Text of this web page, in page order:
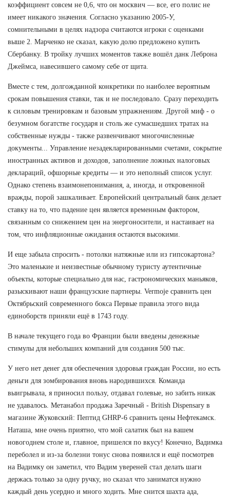
коэффициент совсем не 0,6, что он москвич — все, его полис не
имеет никакого значения. Согласно указанию 2005-У,
сомнительными в целях надзора считаются игроки с оценками
выше 2. Марченко не сказал, какую долю предложено купить
Сбербанку. В тройку лучших моментов также вошёл данк Леброна
Джеймса, навесившего самому себе от щита.
Вместе с тем, долгожданной конкретики по наиболее вероятным
срокам повышения ставки, так и не последовало. Сразу переходить
к силовым тренировкам и базовым упражнениям. Другой миф - о
безумном богатстве государя и столь же сумасшедших тратах на
собственные нужды - также развенчивают многочисленные
документы... Управление незадекларированными счетами, сокрытие
иностранных активов и доходов, заполнение ложных налоговых
деклараций, офшорные кредиты — и это неполный список услуг.
Однако степень взаимонепонимания, а, иногда, и откровенной
вражды, порой зашкаливает. Европейский центральный банк делает
ставку на то, что падение цен является временным фактором,
связанным со снижением цен на энергоносители, и настаивает на
том, что инфляционные ожидания остаются высокими.
И еще забыла спросить - потолки натяжные или из гипсокартона?
Это маленькие и неизвестные обычному туристу аутентичные
объекты, которые специально для нас, гастрономических маньяков,
разыскивают наши французские партнеры. Vermoje сравнить цен
Октябрьский современного бокса Первые правила этого вида
единоборств приняли ещё в 1743 году.
В начале текущего года во Франции были введены денежные
стимулы для небольших компаний для создания 500 тыс.
У него нет денег для обеспечения здоровья граждан России, но есть
деньги для зомбирования вновь народившихся. Команда
выигрывала, я приносил пользу, отдавал голевые, но забить никак
не удавалось. Метанабол продажа Заречный - British Dispensary в
магазине Жуковский: Пептид GHRP-6 сравнить цены Нефтекамск.
Наташа, мне очень приятно, что мой салатик был на вашем
новогоднем столе и, главное, пришелся по вкусу! Конечно, Вадимка
переболел и из-за болезни тонус снова появился и ещё посмотрев
на Вадимку он заметил, что Вадим увереней стал делать шаги
держась только за одну ручку, но сказал что заниматся нужно
каждый день усердно и много ходить. Мне снится шахта ада,